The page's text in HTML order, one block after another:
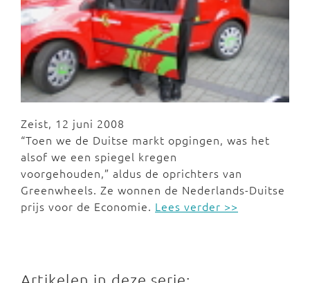
Zeist, 12 juni 2008
“Toen we de Duitse markt opgingen, was het
alsof we een spiegel kregen
voorgehouden,” aldus de oprichters van
Greenwheels. Ze wonnen de Nederlands-Duitse
prijs voor de Economie. Lees verder >>